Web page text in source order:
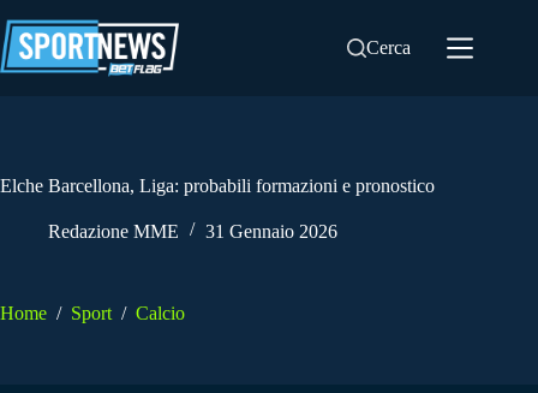
al
contenuto
Cerca
Elche Barcellona, Liga: probabili formazioni e pronostico
Redazione MME 31 Gennaio 2026
Home / Sport / Calcio